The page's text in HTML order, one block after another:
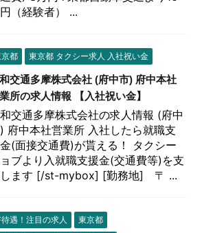
（経験者） ...
都 東京都 タクシー求人 入社祝い金
交通多摩株式会社 (府中市) 府中本社
所の求人情報 【入社祝い金】
交通多摩株式会社の求人情報 (府中
府中本社営業所 入社したら就職支
(面接交通費)が貰える！ タクシー
ブより入就職支援金(交通費等)を支
ます [/st-mybox] [勤務地] 〒 ...
遇！注目の求人
東京都